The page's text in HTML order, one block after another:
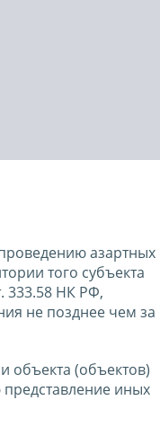
азартных
того субъекта
333.58 НК РФ,
не позднее чем за
объекта (объектов)
иных